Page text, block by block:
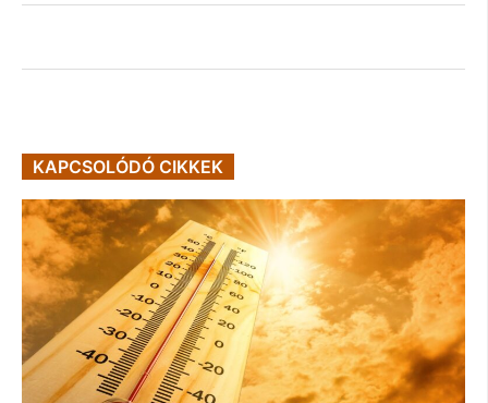
KAPCSOLÓDÓ CIKKEK